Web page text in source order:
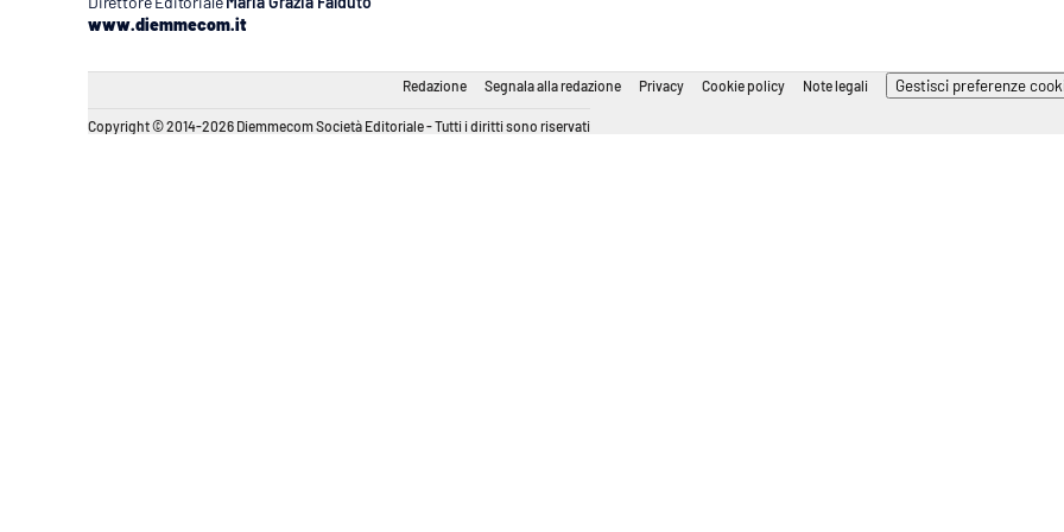
www.diemmecom.it
Redazione Segnala alla redazione Privacy Cookie policy Note legali Gestisci preferenze
Copyright © 2014-2026 Diemmecom Società Editoriale - Tutti i diritti sono riservati